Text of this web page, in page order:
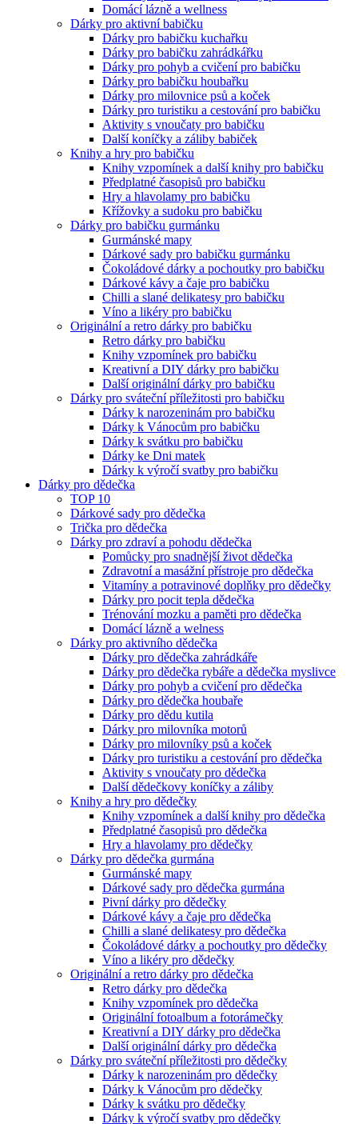
Domácí lázně a wellness
Dárky pro aktivní babičku
Dárky pro babičku kuchařku
Dárky pro babičku zahrádkářku
Dárky pro pohyb a cvičení pro babičku
Dárky pro babičku houbařku
Dárky pro milovnice psů a koček
Dárky pro turistiku a cestování pro babičku
Aktivity s vnoučaty pro babičku
Další koníčky a záliby babiček
Knihy a hry pro babičku
Knihy vzpomínek a další knihy pro babičku
Předplatné časopisů pro babičku
Hry a hlavolamy pro babičku
Křížovky a sudoku pro babičku
Dárky pro babičku gurmánku
Gurmánské mapy
Dárkové sady pro babičku gurmánku
Čokoládové dárky a pochoutky pro babičku
Dárkové kávy a čaje pro babičku
Chilli a slané delikatesy pro babičku
Víno a likéry pro babičku
Originální a retro dárky pro babičku
Retro dárky pro babičku
Knihy vzpomínek pro babičku
Kreativní a DIY dárky pro babičku
Další originální dárky pro babičku
Dárky pro sváteční příležitosti pro babičku
Dárky k narozeninám pro babičku
Dárky k Vánocům pro babičku
Dárky k svátku pro babičku
Dárky ke Dni matek
Dárky k výročí svatby pro babičku
Dárky pro dědečka
TOP 10
Dárkové sady pro dědečka
Trička pro dědečka
Dárky pro zdraví a pohodu dědečka
Pomůcky pro snadnější život dědečka
Zdravotní a masážní přístroje pro dědečka
Vitamíny a potravinové doplňky pro dědečky
Dárky pro pocit tepla dědečka
Trénování mozku a paměti pro dědečka
Domácí lázně a welness
Dárky pro aktivního dědečka
Dárky pro dědečka zahrádkáře
Dárky pro dědečka rybáře a dědečka myslivce
Dárky pro pohyb a cvičení pro dědečka
Dárky pro dědečka houbaře
Dárky pro dědu kutila
Dárky pro milovníka motorů
Dárky pro milovníky psů a koček
Dárky pro turistiku a cestování pro dědečka
Aktivity s vnoučaty pro dědečka
Další dědečkovy koníčky a záliby
Knihy a hry pro dědečky
Knihy vzpomínek a další knihy pro dědečka
Předplatné časopisů pro dědečka
Hry a hlavolamy pro dědečky
Dárky pro dědečka gurmána
Gurmánské mapy
Dárkové sady pro dědečka gurmána
Pivní dárky pro dědečky
Dárkové kávy a čaje pro dědečka
Chilli a slané delikatesy pro dědečka
Čokoládové dárky a pochoutky pro dědečky
Víno a likéry pro dědečky
Originální a retro dárky pro dědečka
Retro dárky pro dědečka
Knihy vzpomínek pro dědečka
Originální fotoalbum a fotorámečky
Kreativní a DIY dárky pro dědečka
Další originální dárky pro dědečka
Dárky pro sváteční příležitosti pro dědečky
Dárky k narozeninám pro dědečky
Dárky k Vánocům pro dědečky
Dárky k svátku pro dědečky
Dárky k výročí svatby pro dědečky